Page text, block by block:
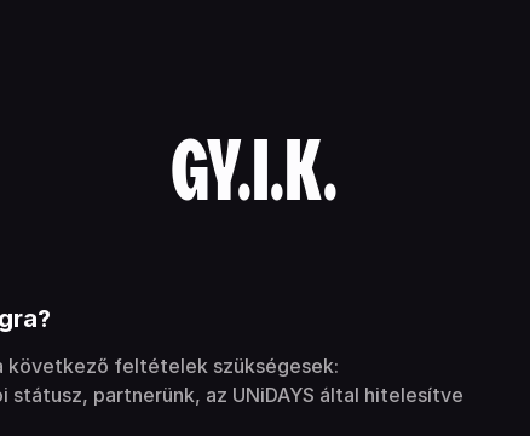
GY.I.K.
következő feltételek szükségesek:
partnerünk, az UNiDAYS által hitelesítve